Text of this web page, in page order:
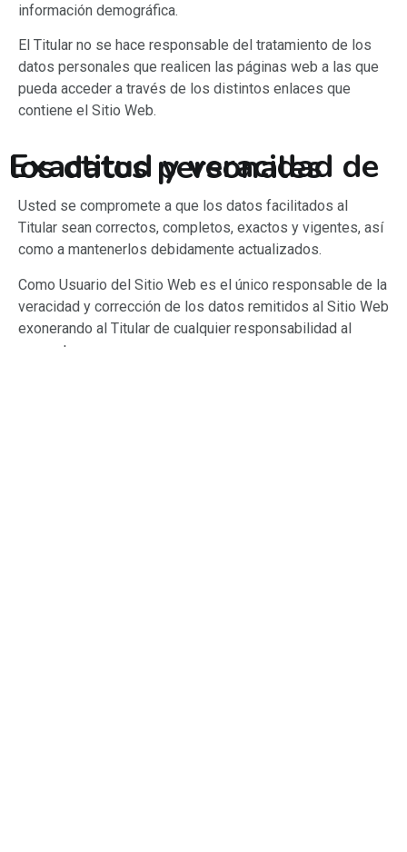
información demográfica.
El Titular no se hace responsable del tratamiento de los
datos personales que realicen las páginas web a las que
pueda acceder a través de los distintos enlaces que
contiene el Sitio Web.
Exactitud y veracidad de los datos personales
Usted se compromete a que los datos facilitados al
Titular sean correctos, completos, exactos y vigentes, así
como a mantenerlos debidamente actualizados.
Como Usuario del Sitio Web es el único responsable de la
veracidad y corrección de los datos remitidos al Sitio Web
exonerando al Titular de cualquier responsabilidad al
respecto.